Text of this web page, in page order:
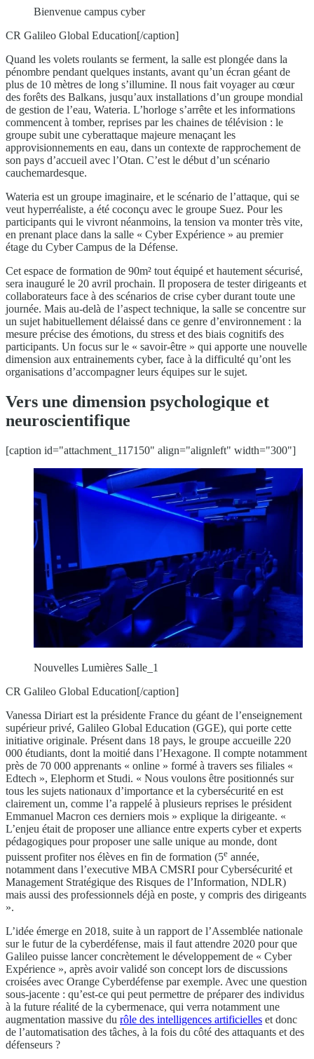
Bienvenue campus cyber
CR Galileo Global Education[/caption]
Quand les volets roulants se ferment, la salle est plongée dans la
pénombre pendant quelques instants, avant qu’un écran géant de
plus de 10 mètres de long s’illumine. Il nous fait voyager au cœur
des forêts des Balkans, jusqu’aux installations d’un groupe mondial
de gestion de l’eau, Wateria. L’horloge s’arrête et les informations
commencent à tomber, reprises par les chaines de télévision : le
groupe subit une cyberattaque majeure menaçant les
approvisionnements en eau, dans un contexte de rapprochement de
son pays d’accueil avec l’Otan. C’est le début d’un scénario
cauchemardesque.
Wateria est un groupe imaginaire, et le scénario de l’attaque, qui se
veut hyperréaliste, a été coconçu avec le groupe Suez. Pour les
participants qui le vivront néanmoins, la tension va monter très vite,
en prenant place dans la salle « Cyber Expérience » au premier
étage du Cyber Campus de la Défense.
Cet espace de formation de 90m² tout équipé et hautement sécurisé,
sera inauguré le 20 avril prochain. Il proposera de tester dirigeants et
collaborateurs face à des scénarios de crise cyber durant toute une
journée. Mais au-delà de l’aspect technique, la salle se concentre sur
un sujet habituellement délaissé dans ce genre d’environnement : la
mesure précise des émotions, du stress et des biais cognitifs des
participants. Un focus sur le « savoir-être » qui apporte une nouvelle
dimension aux entrainements cyber, face à la difficulté qu’ont les
organisations d’accompagner leurs équipes sur le sujet.
Vers une dimension psychologique et
neuroscientifique
[caption id="attachment_117150" align="alignleft" width="300"]
Nouvelles Lumières Salle_1
CR Galileo Global Education[/caption]
Vanessa Diriart est la présidente France du géant de l’enseignement
supérieur privé, Galileo Global Education (GGE), qui porte cette
initiative originale. Présent dans 18 pays, le groupe accueille 220
000 étudiants, dont la moitié dans l’Hexagone. Il compte notamment
près de 70 000 apprenants « online » formé à travers ses filiales «
Edtech », Elephorm et Studi. « Nous voulons être positionnés sur
tous les sujets nationaux d’importance et la cybersécurité en est
clairement un, comme l’a rappelé à plusieurs reprises le président
Emmanuel Macron ces derniers mois » explique la dirigeante. «
L’enjeu était de proposer une alliance entre experts cyber et experts
pédagogiques pour proposer une salle unique au monde, dont
puissent profiter nos élèves en fin de formation (5e année,
notamment dans l’executive MBA CMSRI pour Cybersécurité et
Management Stratégique des Risques de l’Information, NDLR)
mais aussi des professionnels déjà en poste, y compris des dirigeants
».
L’idée émerge en 2018, suite à un rapport de l’Assemblée nationale
sur le futur de la cyberdéfense, mais il faut attendre 2020 pour que
Galileo puisse lancer concrètement le développement de « Cyber
Expérience », après avoir validé son concept lors de discussions
croisées avec Orange Cyberdéfense par exemple. Avec une question
sous-jacente : qu’est-ce qui peut permettre de préparer des individus
à la future réalité de la cybermenace, qui verra notamment une
augmentation massive du rôle des intelligences artificielles et donc
de l’automatisation des tâches, à la fois du côté des attaquants et des
défenseurs ?